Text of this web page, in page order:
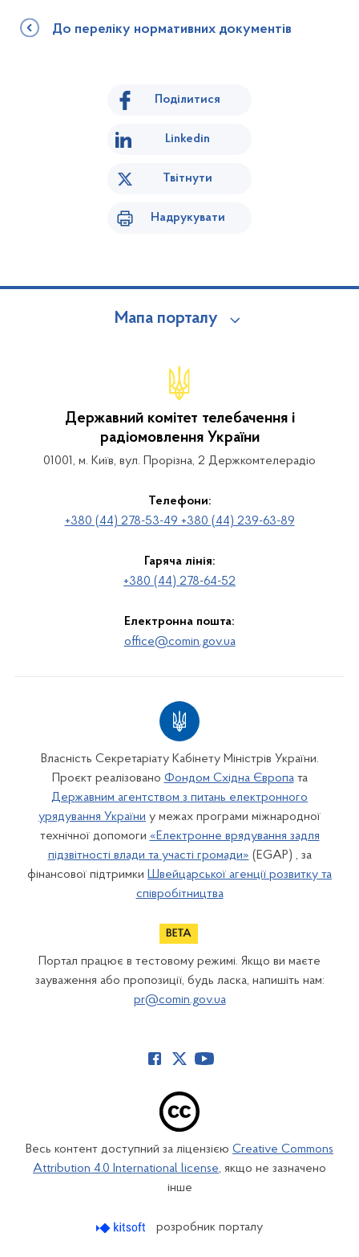
До переліку нормативних документів
Поділитися
Linkedin
Твітнути
Надрукувати
Мапа порталу
Державний комітет телебачення і
радіомовлення України
01001, м. Київ, вул. Прорізна, 2 Держкомтелерадіо
Телефони:
+380 (44) 278-53-49 +380 (44) 239-63-89
Гаряча лінія:
+380 (44) 278-64-52
Електронна пошта:
office@comin.gov.ua
Власність Секретаріату Кабінету Міністрів України.
Проєкт реалізовано Фондом Східна Європата
Державним агентством з питань електронного
урядування України у межах програми міжнародної
технічної допомоги «Електронне врядування задля
підзвітності влади та участі громади» (EGAP) , за
фінансової підтримки Швейцарської агенції розвитку та
співробітництва
Портал працює в тестовому режимі. Якщо ви маєте
зауваження або пропозиції, будь ласка, напишіть нам:
pr@comin.gov.ua
Весь контент доступний за ліцензією Creative Commons
Attribution 4.0 International license, якщо не зазначено
інше
розробник порталу